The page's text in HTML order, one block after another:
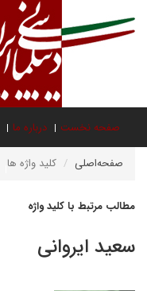
صفحه نخست درباره ما
صفحه‌اصلی کلید واژه ها
مطالب مرتبط با کلید واژه
سعید ایروانی